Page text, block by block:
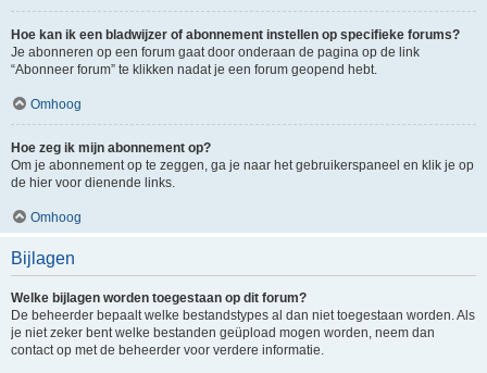
Hoe kan ik een bladwijzer of abonnement instellen op specifieke forums?
Je abonneren op een forum gaat door onderaan de pagina op de link
“Abonneer forum” te klikken nadat je een forum geopend hebt.
Omhoog
Hoe zeg ik mijn abonnement op?
Om je abonnement op te zeggen, ga je naar het gebruikerspaneel en klik je op
de hier voor dienende links.
Omhoog
Bijlagen
Welke bijlagen worden toegestaan op dit forum?
De beheerder bepaalt welke bestandstypes al dan niet toegestaan worden. Als
je niet zeker bent welke bestanden geüpload mogen worden, neem dan
contact op met de beheerder voor verdere informatie.